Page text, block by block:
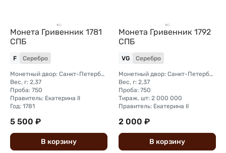
Монета Гривенник 1781
СПБ
F Серебро
Монетный двор: Санкт-Петербургский монетный двор
Вес, г: 2,37
Проба: 750
Правитель: Екатерина II
Год: 1781
5 500 ₽
В корзину
Монета Гривенник 1792
СПБ
VG Серебро
Монетный двор: Санкт-Петербургский монетный двор
Вес, г: 2,37
Проба: 750
Тираж, шт: 2 000 000
Правитель: Екатерина II
2 000 ₽
В корзину